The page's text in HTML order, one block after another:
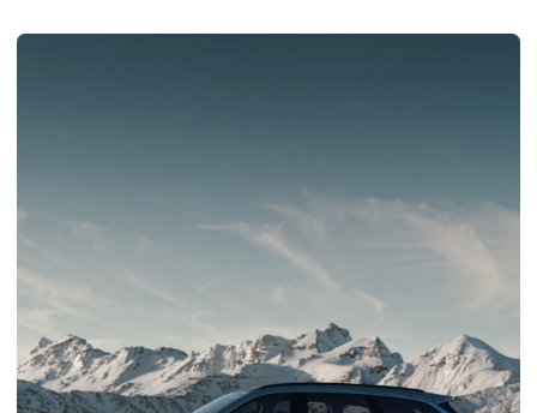
Спасибо за ваш выбор!